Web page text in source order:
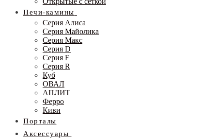
Печи-камины
Серия Алиса
Серия Майолика
Серия Макс
Серия D
Серия F
Серия R
Куб
ОВАЛ
АПЛИТ
Ферро
Киви
Порталы
Аксессуары